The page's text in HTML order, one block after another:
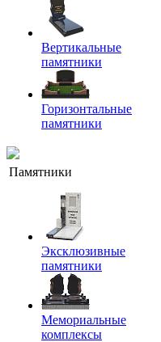
Вертикальные
памятники
Горизонтальные
памятники
Памятники
Эксклюзивные
памятники
Мемориальные
комплексы